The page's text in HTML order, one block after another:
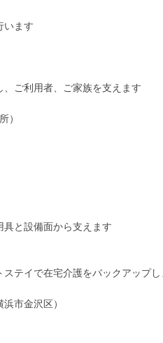
います
ご利用者、ご家族を支えます
）
と設備面から支えます
テイで在宅介護をバックアップし
市金沢区）